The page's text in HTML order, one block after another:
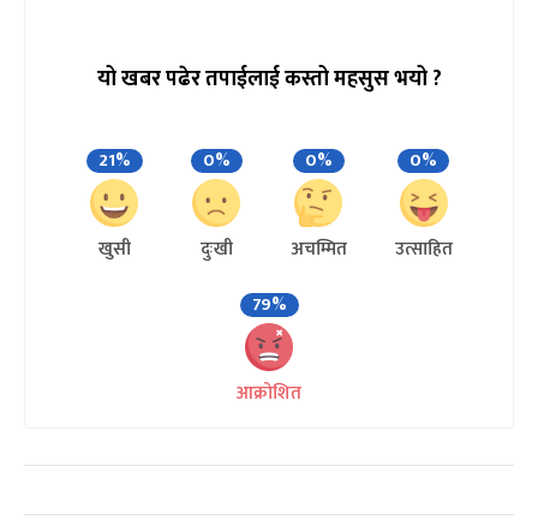
यो खबर पढेर तपाईलाई कस्तो महसुस भयो ?
21%
खुसी
0%
दुःखी
0%
अचम्मित
0%
उत्साहित
79%
आक्रोशित